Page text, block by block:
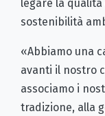
legare la
sostenibilità
«Abbiamo una
avanti il nostro
associamo i
tradizione, alla